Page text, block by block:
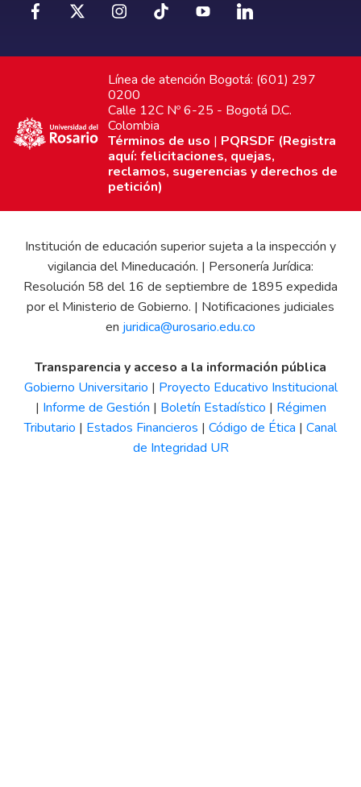
Línea de atención Bogotá: (601) 297
0200
Calle 12C Nº 6-25 - Bogotá D.C.
Colombia
Términos de uso | PQRSDF (Registra
aquí: felicitaciones, quejas,
reclamos, sugerencias y derechos de
petición)
Institución de educación superior sujeta a la inspección y
vigilancia del Mineducación. | Personería Jurídica:
Resolución 58 del 16 de septiembre de 1895 expedida
por el Ministerio de Gobierno. | Notificaciones judiciales
en juridica@urosario.edu.co
Transparencia y acceso a la información pública
Gobierno Universitario | Proyecto Educativo Institucional
| Informe de Gestión | Boletín Estadístico | Régimen
Tributario | Estados Financieros | Código de Ética | Canal
de Integridad UR